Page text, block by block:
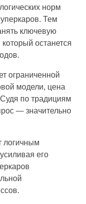
норм
Тем
ключевую
останется
ограниченной
модели, цена
по традициям
— значительно
логичным
его